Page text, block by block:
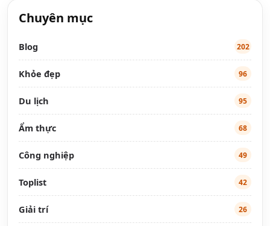
Chuyên mục
Blog 202
Khỏe đẹp 96
Du lịch 95
Ẩm thực 68
Công nghiệp 49
Toplist 42
Giải trí 26